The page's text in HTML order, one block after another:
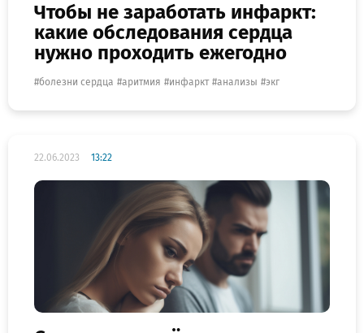
Чтобы не заработать инфаркт:
какие обследования сердца
нужно проходить ежегодно
болезни сердца аритмия инфаркт анализы экг
22.06.2023 13:22